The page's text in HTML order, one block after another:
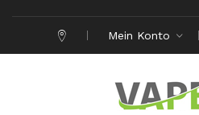
Mein Konto